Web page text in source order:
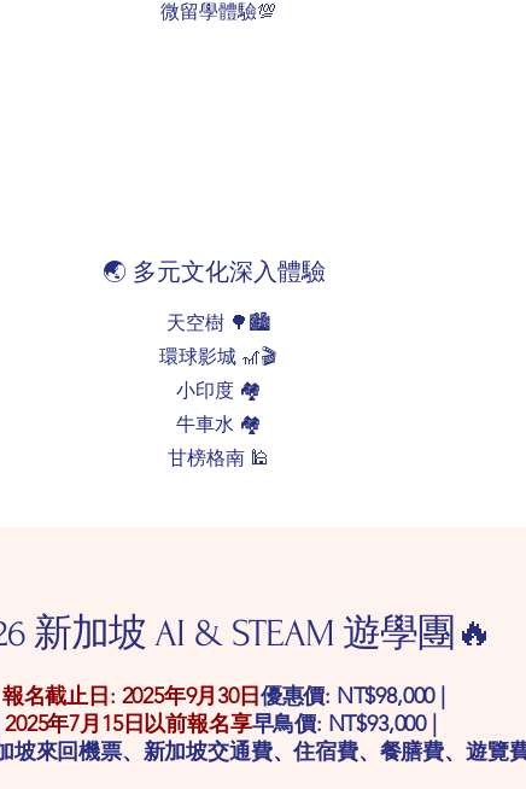
微留學體驗💯
🌏 多元文化深入體驗
天空樹 🌳🏙️
環球影城 🎢🎬
小印度 🏘️
牛車水 🏘️
甘榜格南 🕌
新加坡 AI & STEAM 遊學團🔥
報名截止日: 2025年9月30日優惠價: NT$98,000 |
|2025年7月15日以前報名享早鳥價: NT$93,000
坡來回機票、新加坡交通費、住宿費、餐膳費、遊覽